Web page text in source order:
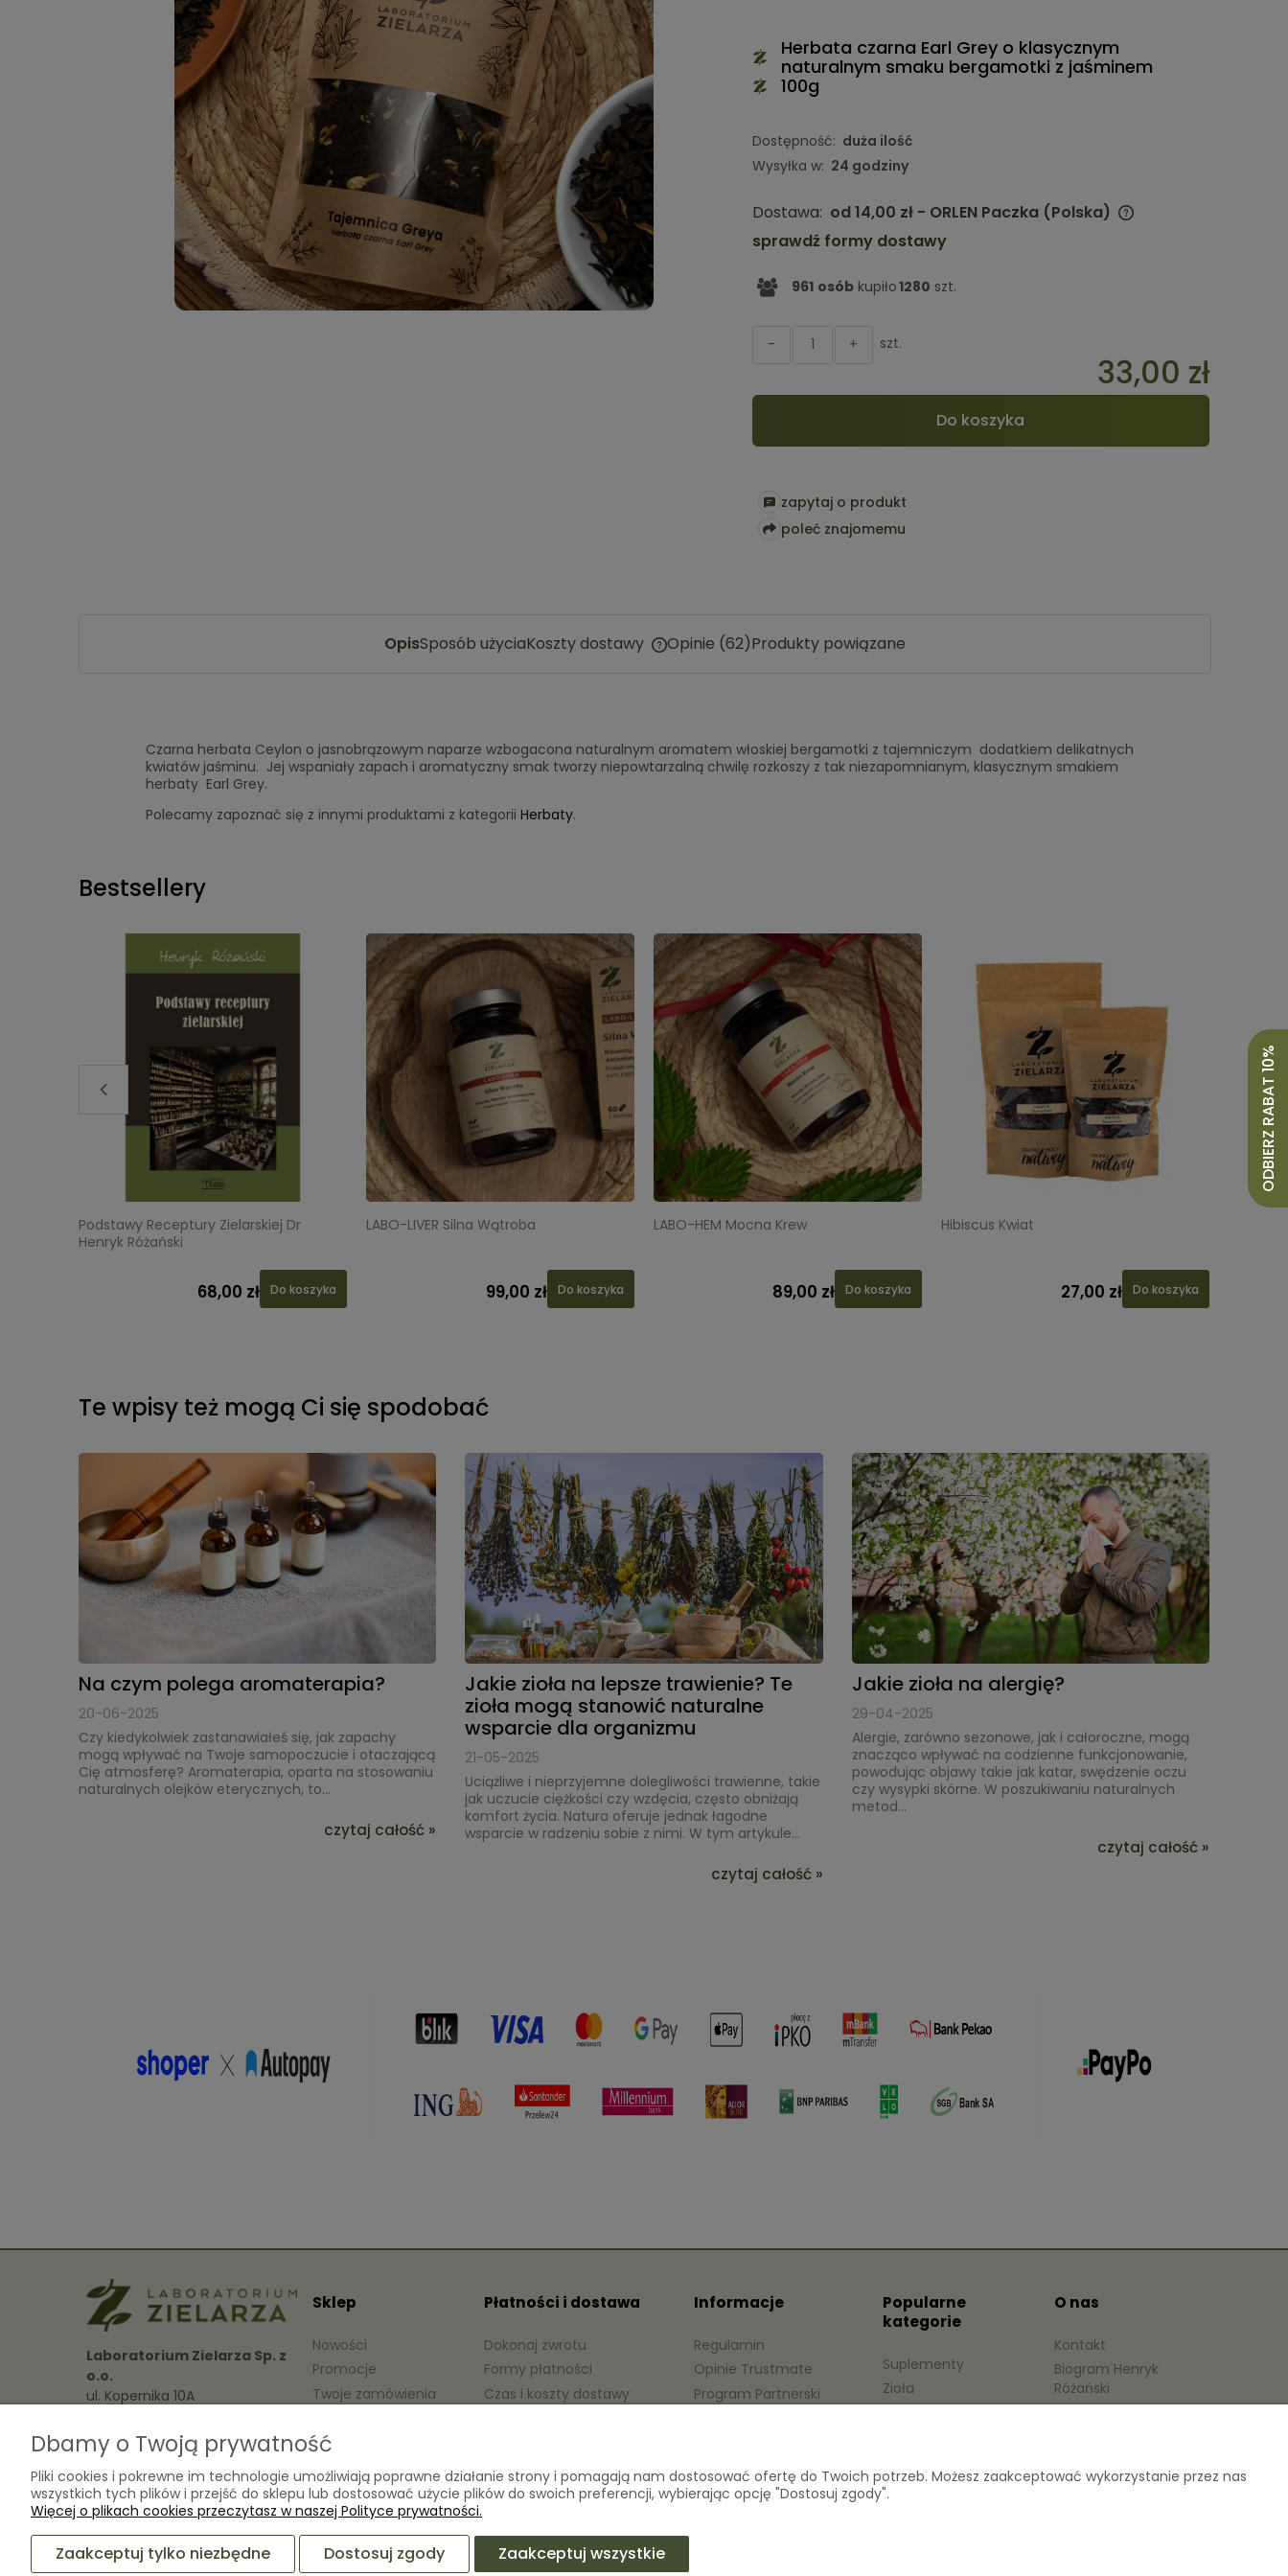
Herbata czarna Earl Grey o klasycznym
naturalnym smaku bergamotki z jaśminem
100g
Dostępność: duża ilość
Wysyłka w: 24 godziny
Dostawa: od 14,00 zł - ORLEN Paczka (Polska)
Cena nie zawiera ewentualnych
sprawdź formy dostawy
961 osóbkupiło1280 szt.
+
- szt.
33,00 zł
Do koszyka
zapytaj o produkt
poleć znajomemu
OpisSposób użyciaKoszty dostawy Opinie (62)Produkty powiązane
Czarna herbata Ceylon o jasnobrązowym naparze wzbogacona naturalnym aromatem włoskiej bergamotki z tajemniczym dodatkiem delikatnych
kwiatów jaśminu. Jej wspaniały zapach i aromatyczny smak tworzy niepowtarzalną chwilę rozkoszy z tak niezapomnianym, klasycznym smakiem
herbaty Earl Grey.
Polecamy zapoznać się z innymi produktami z kategorii Herbaty.
Bestsellery
Podstawy Receptury Zielarskiej Dr
Henryk Różański
68,00 zł Do koszyka
LABO-LIVER Silna Wątroba
99,00 zł Do koszyka
LABO-HEM Mocna Krew
89,00 zł Do koszyka
Hibiscus Kwiat
27,00 zł Do koszyka
Te wpisy też mogą Ci się spodobać
Na czym polega aromaterapia?
20-06-2025
Czy kiedykolwiek zastanawiałeś się, jak zapachy
mogą wpływać na Twoje samopoczucie i otaczającą
Cię atmosferę? Aromaterapia, oparta na stosowaniu
naturalnych olejków eterycznych, to...
czytaj całość »
Jakie zioła na lepsze trawienie? Te
zioła mogą stanowić naturalne
wsparcie dla organizmu
21-05-2025
Uciążliwe i nieprzyjemne dolegliwości trawienne, takie
jak uczucie ciężkości czy wzdęcia, często obniżają
komfort życia. Natura oferuje jednak łagodne
wsparcie w radzeniu sobie z nimi. W tym artykule...
czytaj całość »
Jakie zioła na alergię?
29-04-2025
Alergie, zarówno sezonowe, jak i całoroczne, mogą
znacząco wpływać na codzienne funkcjonowanie,
powodując objawy takie jak katar, swędzenie oczu
czy wysypki skórne. W poszukiwaniu naturalnych
metod...
czytaj całość »
Laboratorium Zielarza Sp. z
o.o.
ul. Kopernika 10A
sklep@laboratoriumzielarza.pl
+48 732 220 265
Sklep
Nowości
Promocje
Twoje zamówienia
Przechowalnia
Płatności i dostawa
Dokonaj zwrotu
Formy płatności
Czas i koszty dostawy
Informacje
Regulamin
Opinie Trustmate
Program Partnerski
Popularne
kategorie
Suplementy
Zioła
O nas
Kontakt
Biogram Henryk
Różański
Dbamy o Twoją prywatność
Pliki cookies i pokrewne im technologie umożliwiają poprawne działanie strony i pomagają nam dostosować ofertę do Twoich potrzeb. Możesz zaakceptować wykorzystanie przez nas
wszystkich tych plików i przejść do sklepu lub dostosować użycie plików do swoich preferencji, wybierając opcję "Dostosuj zgody".
Więcej o plikach cookies przeczytasz w naszej Polityce prywatności.
Zaakceptuj tylko niezbędne Dostosuj zgody Zaakceptuj wszystkie
ODBIERZ RABAT 10%